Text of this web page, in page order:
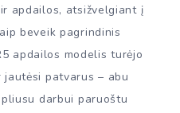
apdailos, atsižvelgiant į
beveik pagrindinis
apdailos modelis turėjo
patvarus – abu
darbui paruoštu